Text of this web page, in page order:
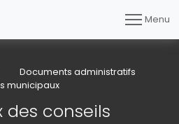
Menu
Documents administratifs
municipaux
des conseils